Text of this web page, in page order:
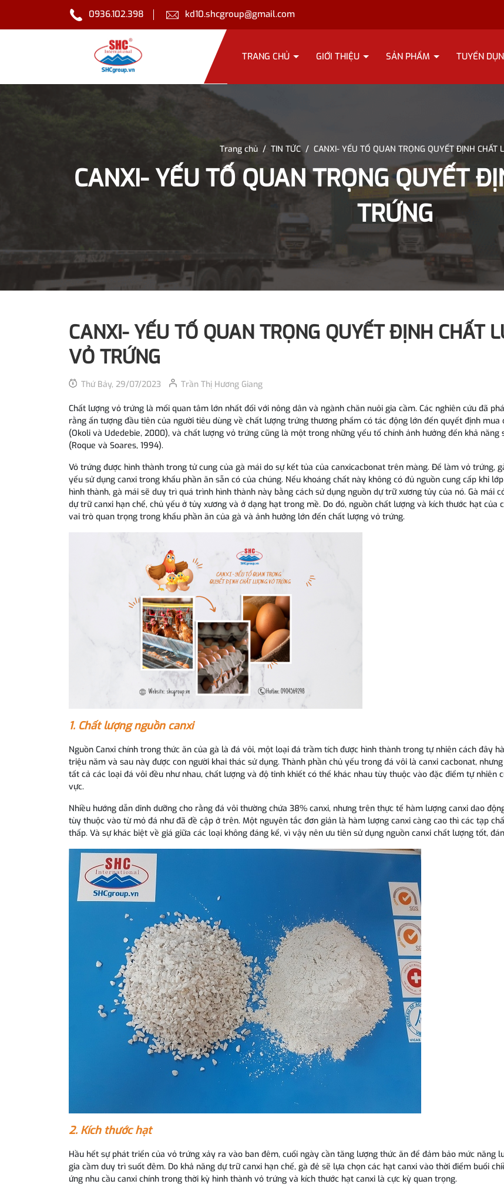
0936.102.398 kd10.shcgroup@gmail.com
TRANG CHỦ GIỚI THIỆU SẢN PHẨM TUYỂN
Trang chủ / TIN TỨC / CANXI- YẾU TỐ QUAN TRỌNG QUYẾT ĐỊNH CHẤT
CANXI- YẾU TỐ QUAN TRỌNG QUYẾT
TRỨNG
CANXI- YẾU TỐ QUAN TRỌNG QUYẾT ĐỊNH CHẤT
VỎ TRỨNG
Thứ Bảy, 29/07/2023 Trần Thị Hương Giang
Chất lượng vỏ trứng là mối quan tâm lớn nhất đối với nông dân và ngành chăn nuôi gia cầm. Các nghiên cứu đã
rằng ấn tượng đầu tiên của người tiêu dùng về chất lượng trứng thương phẩm có tác động lớn đến quyết định mua
(Okoli và Udedebie, 2000), và chất lượng vỏ trứng cũng là một trong những yếu tố chính ảnh hưởng đến khả năng
(Roque và Soares, 1994).
Vỏ trứng được hình thành trong tử cung của gà mái do sự kết tủa của canxicacbonat trên màng. Để làm vỏ trứng,
yếu sử dụng canxi trong khẩu phần ăn sẵn có của chúng. Nếu khoáng chất này không có đủ nguồn cung cấp khi
hình thành, gà mái sẽ duy trì quá trình hình thành này bằng cách sử dụng nguồn dự trữ xương tủy của nó. Gà mái
dự trữ canxi hạn chế, chủ yếu ở tủy xương và ở dạng hạt trong mề. Do đó, nguồn chất lượng và kích thước hạt của
vai trò quan trọng trong khẩu phần ăn của gà và ảnh hưởng lớn đến chất lượng vỏ trứng.
1. Chất lượng nguồn canxi
Nguồn Canxi chính trong thức ăn của gà là đá vôi, một loại đá trầm tích được hình thành trong tự nhiên cách đây
triệu năm và sau này được con người khai thác sử dụng. Thành phần chủ yếu trong đá vôi là canxi cacbonat,
tất cả các loại đá vôi đều như nhau, chất lượng và độ tinh khiết có thể khác nhau tùy thuộc vào đặc điểm tự nhiên
vực.
Nhiều hướng dẫn dinh dưỡng cho rằng đá vôi thường chứa 38% canxi, nhưng trên thực tế hàm lượng canxi dao
tùy thuộc vào từ mỏ đá như đã đề cập ở trên. Một nguyên tắc đơn giản là hàm lượng canxi càng cao thì các tạp
thấp. Và sự khác biệt về giá giữa các loại không đáng kể, vì vậy nên ưu tiên sử dụng nguồn canxi chất lượng tốt,
2. Kích thước hạt
Hầu hết sự phát triển của vỏ trứng xảy ra vào ban đêm, cuối ngày cần tăng lượng thức ăn để đảm bảo mức năng
gia cầm duy trì suốt đêm. Do khả năng dự trữ canxi hạn chế, gà đẻ sẽ lựa chọn các hạt canxi vào thời điểm buổi
ứng nhu cầu canxi chính trong thời kỳ hình thành vỏ trứng và kích thước hạt canxi là cực kỳ quan trọng.